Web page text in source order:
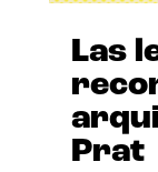
Las
Prat